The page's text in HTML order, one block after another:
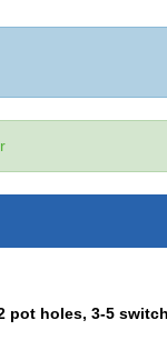
pot holes, 3-5